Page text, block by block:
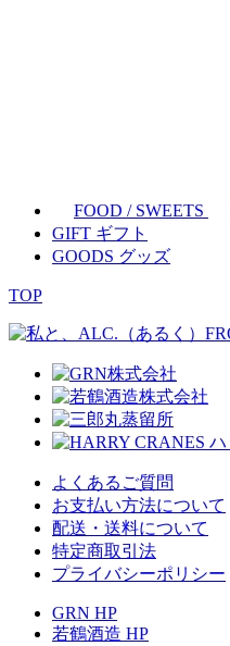
FOOD / SWEETS
GIFT ギフト
GOODS グッズ
TOP
よくあるご質問
お支払い方法について
配送・送料について
特定商取引法
プライバシーポリシー
GRN HP
若鶴酒造 HP